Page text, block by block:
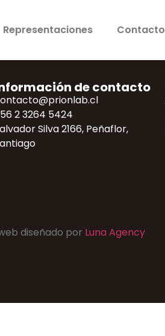
Representaciones Contacto
de contacto
2 3264 5424
Silva 2166, Peñaflor,
diseñado por Luna Agency